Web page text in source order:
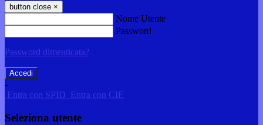
button close ×
Nome Utente
Password
Password dimenticata?
-
Entra con SPID Entra con CIE
Seleziona utente